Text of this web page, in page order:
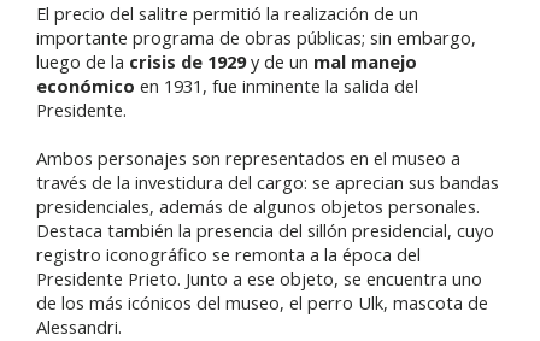
El precio del salitre permitió la realización de un
importante programa de obras públicas; sin embargo,
luego de la crisis de 1929y de un mal manejo
económico en 1931, fue inminente la salida del
Presidente.
Ambos personajes son representados en el museo a
través de la investidura del cargo: se aprecian sus bandas
presidenciales, además de algunos objetos personales.
Destaca también la presencia del sillón presidencial, cuyo
registro iconográfico se remonta a la época del
Presidente Prieto. Junto a ese objeto, se encuentra uno
de los más icónicos del museo, el perro Ulk, mascota de
Alessandri.